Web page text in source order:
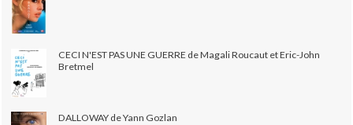
CECI N'EST PAS UNE GUERRE de Magali Roucaut et Eric-John
Bretmel
DALLOWAY de Yann Gozlan